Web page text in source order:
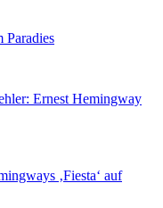
Paradies
Ernest Hemingway
‚Fiesta‘ auf